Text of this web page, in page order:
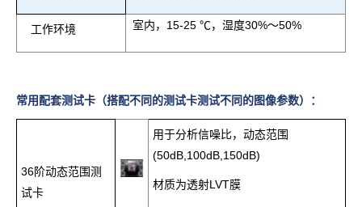
工作环境 室内，15-25 ℃，湿度30%～50%
常用配套测试卡（搭配不同的测试卡测试不同的图像参数）：
36阶动态范围测
试卡
用于分析信噪比，动态范围
(50dB,100dB,150dB)
材质为透射LVT膜